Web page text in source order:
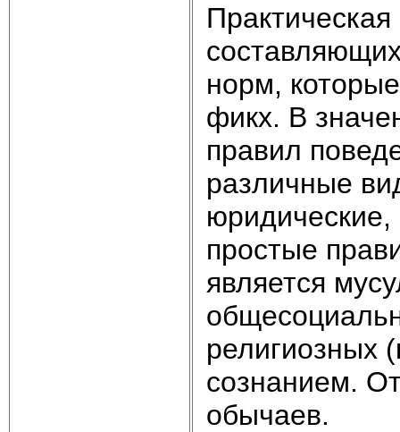
норм,
фикх. В
правил
различные
простые
является
религиозных
сознанием.
обычаев.